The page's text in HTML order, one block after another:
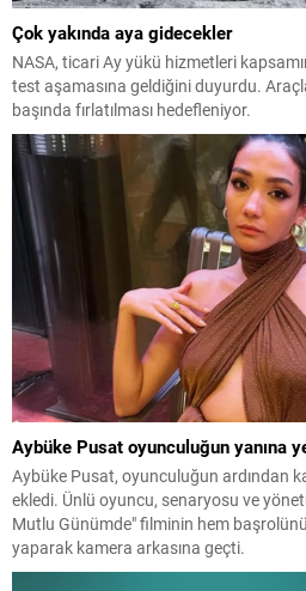
Çok yakında aya gidecekler
NASA, ticari Ay yükü hizmetleri
test aşamasına geldiğini duyurdu.
başında fırlatılması hedefleniyor.
Aybüke Pusat oyunculuğun yanına
Aybüke Pusat, oyunculuğun ardından
ekledi. Ünlü oyuncu, senaryosu ve
Mutlu Günümde" filminin hem başrolünü
yaparak kamera arkasına geçti.